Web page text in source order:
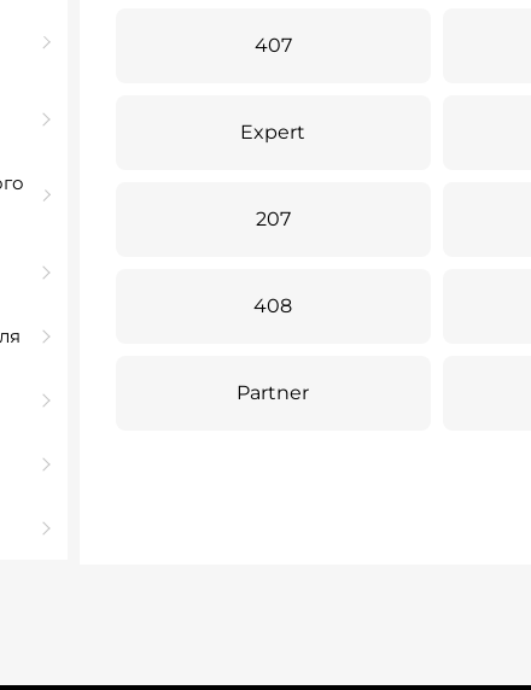
407
Expert
207
408
Partner